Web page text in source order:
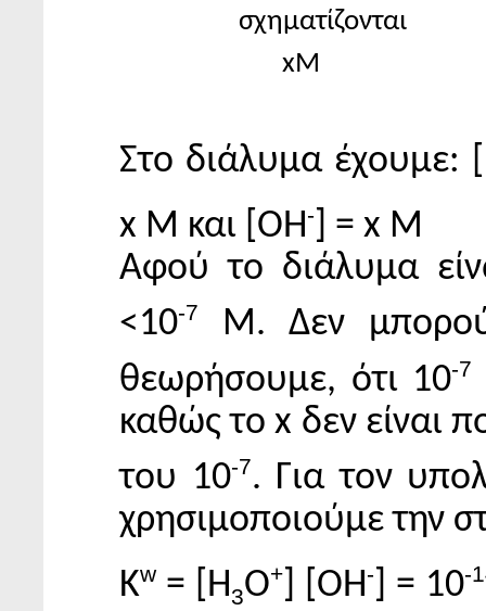
σχηματίζονται
xM
Στο διάλυμα έχουμε:
x Μ και [OH-
] = x Μ
Αφού το διάλυμα
<10-7
Μ. Δεν
θεωρήσουμε, ότι 10-7
καθώς το x δεν είναι
του 10-7. Για τον
χρησιμοποιούμε την
Kw = [H3Ο+ ] [OH- ] = 10-